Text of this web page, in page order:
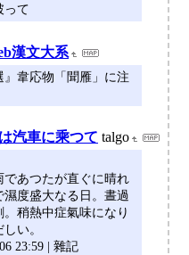
って
漢文大系
』韋応物「聞雁」に注
汽車に乘つて talgo
であつたが直ぐに晴れ
度盛大なる日。晝過
稍熱中症氣味になり
い。
23:59 | 雜記